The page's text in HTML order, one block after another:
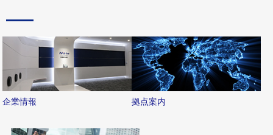
企業情報 拠点案内